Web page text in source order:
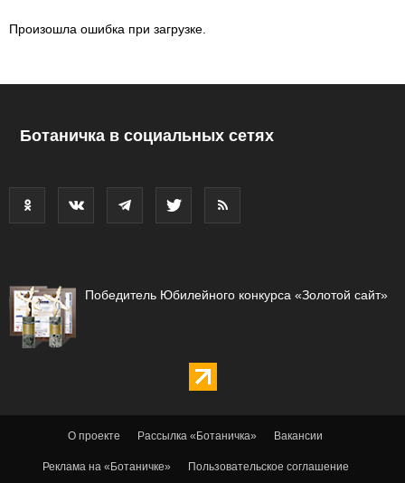
Произошла ошибка при загрузке.
Ботаничка в социальных сетях
Победитель Юбилейного конкурса «Золотой сайт»
О проекте Рассылка «Ботаничка» Вакансии
Реклама на «Ботаничке» Пользовательское соглашение